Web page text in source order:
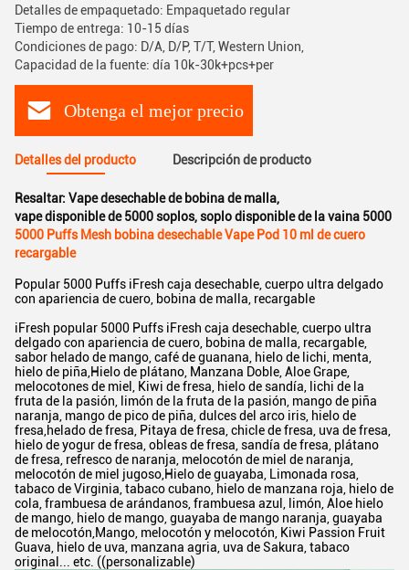
Detalles de empaquetado: Empaquetado regular
Tiempo de entrega: 10-15 días
Condiciones de pago: D/A, D/P, T/T, Western Union,
Capacidad de la fuente: día 10k-30k+pcs+per
Obtenga el mejor precio
Detalles del producto Descripción de producto
Resaltar: Vape desechable de bobina de malla,
vape disponible de 5000 soplos,soplo disponible de la vaina 5000
5000 Puffs Mesh bobina desechable Vape Pod 10 ml de cuero
recargable
Popular 5000 Puffs iFresh caja desechable, cuerpo ultra delgado
con apariencia de cuero, bobina de malla, recargable
iFresh popular 5000 Puffs iFresh caja desechable, cuerpo ultra
delgado con apariencia de cuero, bobina de malla, recargable,
sabor helado de mango, café de guanana, hielo de lichi, menta,
hielo de piña,Hielo de plátano, Manzana Doble, Aloe Grape,
melocotones de miel, Kiwi de fresa, hielo de sandía, lichi de la
fruta de la pasión, limón de la fruta de la pasión, mango de piña
naranja, mango de pico de piña, dulces del arco iris, hielo de
fresa,helado de fresa, Pitaya de fresa, chicle de fresa, uva de fresa,
hielo de yogur de fresa, obleas de fresa, sandía de fresa, plátano
de fresa, refresco de naranja, melocotón de miel de naranja,
melocotón de miel jugoso,Hielo de guayaba, Limonada rosa,
tabaco de Virginia, tabaco cubano, hielo de manzana roja, hielo de
cola, frambuesa de arándanos, frambuesa azul, limón, Aloe hielo
de mango, hielo de mango, guayaba de mango naranja, guayaba
de melocotón,Mango, melocotón y melocotón, Kiwi Passion Fruit
Guava, hielo de uva, manzana agria, uva de Sakura, tabaco
original... etc. ((personalizable)